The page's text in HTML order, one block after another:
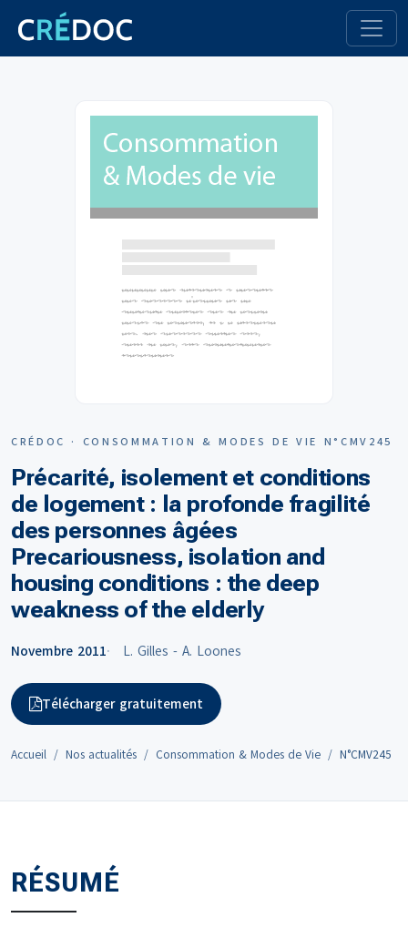
CRÉDOC · CONSOMMATION & MODES DE VIE N°CMV245
Précarité, isolement et conditions
de logement : la profonde fragilité
des personnes âgées
Precariousness, isolation and
housing conditions : the deep
weakness of the elderly
Novembre 2011 L. Gilles - A. Loones
Télécharger gratuitement
Accueil Nos actualités Consommation & Modes de Vie N°CMV245
RÉSUMÉ